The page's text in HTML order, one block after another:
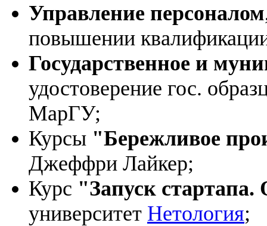
Управление персоналом
повышении
Государственное и
удостоверение гос.
МарГУ;
Курсы "Бережливое
Джеффри Лайкер;
Курс "Запуск
университет Нетология;